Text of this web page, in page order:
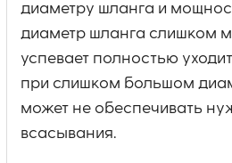
диаметру шланга и
диаметр шланга слишком
успевает полностью
при слишком большом
может не обеспечивать
всасывания.